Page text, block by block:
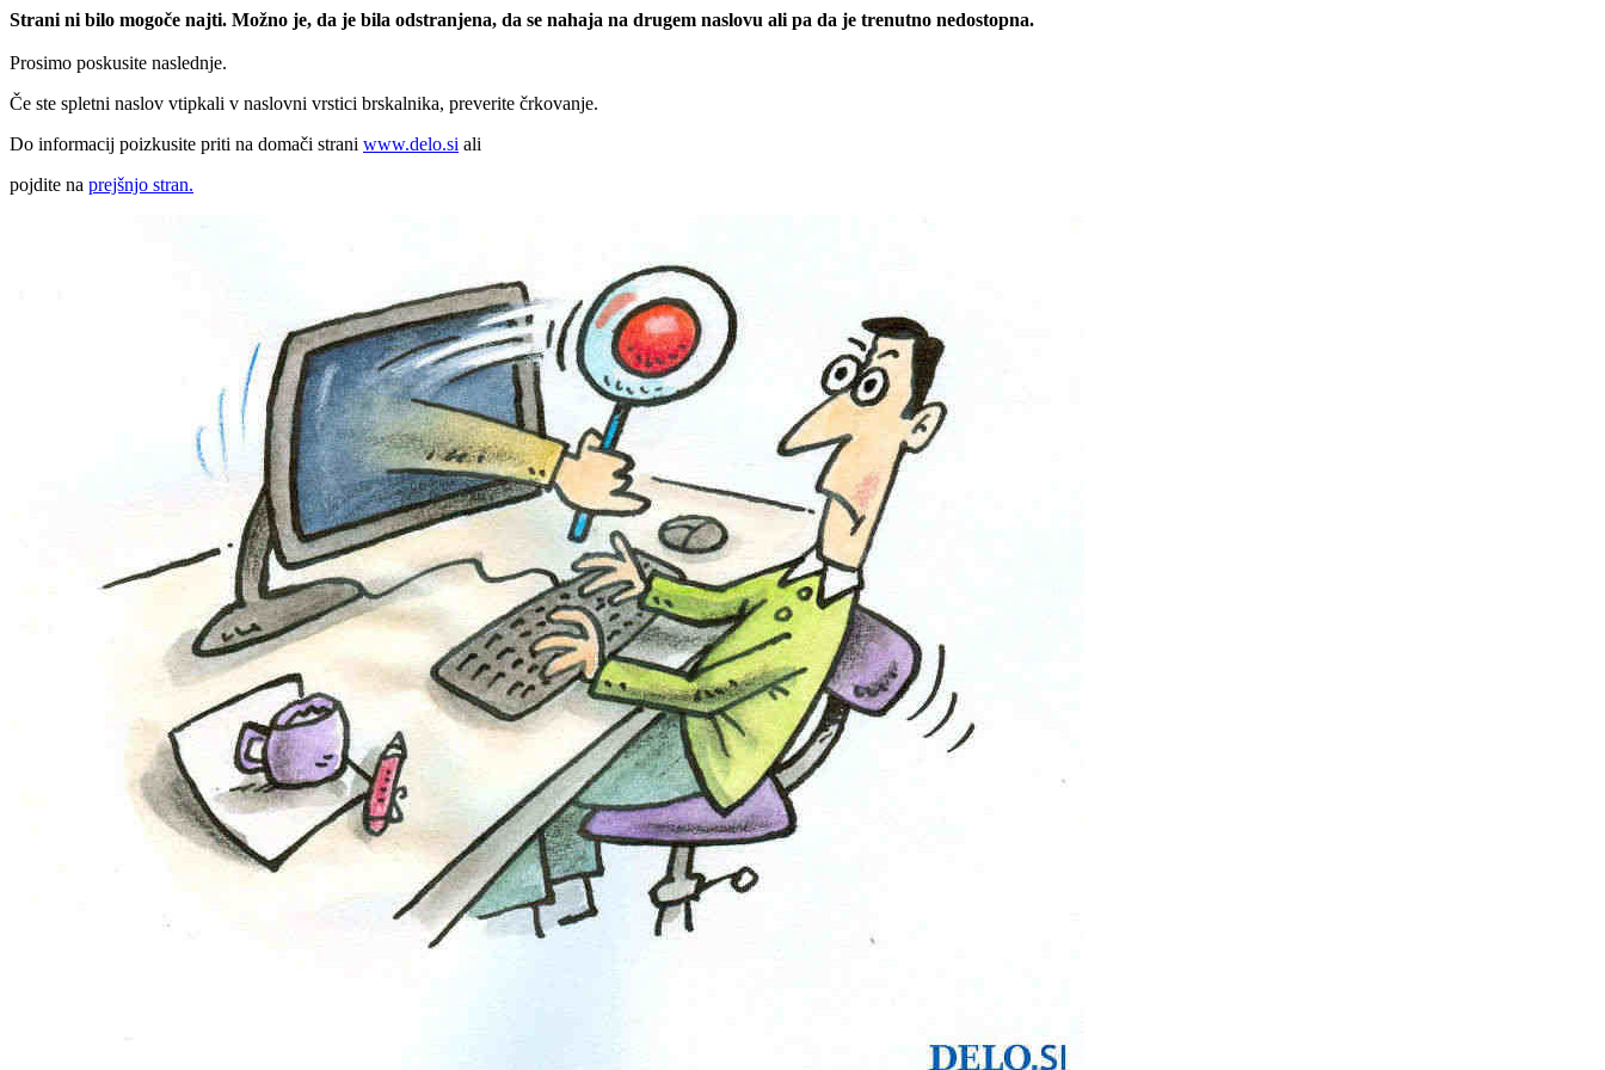
Strani ni bilo mogoče najti. Možno je, da je bila odstranjena, da se nahaja na drugem naslovu ali pa da je trenutno nedostopna.
Prosimo poskusite naslednje.
Če ste spletni naslov vtipkali v naslovni vrstici brskalnika, preverite črkovanje.
Do informacij poizkusite priti na domači strani www.delo.si ali
pojdite na prejšnjo stran.